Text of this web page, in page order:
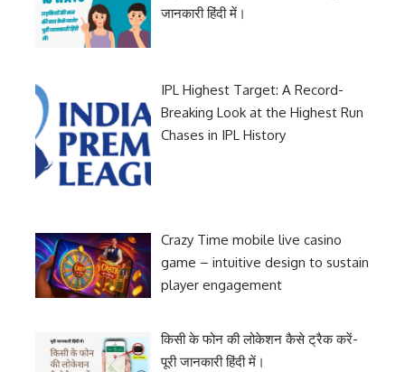
जानकारी हिंदी में।
IPL Highest Target: A Record-
Breaking Look at the Highest Run
Chases in IPL History
Crazy Time mobile live casino
game – intuitive design to sustain
player engagement
किसी के फोन की लोकेशन कैसे ट्रैक करें-
पूरी जानकारी हिंदी में।